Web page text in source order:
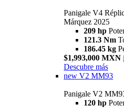
Panigale V4
Márquez 2025
209 hp
121.3 Nm
186.45 kg
$1,993,000 MXN i
Descubre más
new V2 MM93
Panigale V2
120 hp